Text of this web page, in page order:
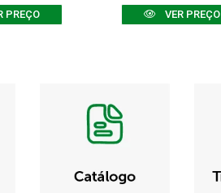
PREÇO VER PREÇO